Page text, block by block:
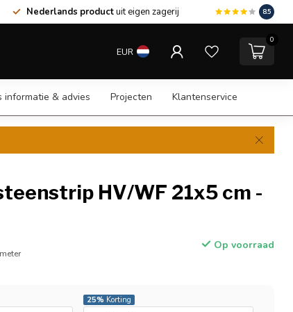
Nederlands productuit eigen zagerij 8.5
EUR
0
informatie & advies Projecten Klantenservice
HV/WF 21x5 cm -
Op voorraad
25% Korting